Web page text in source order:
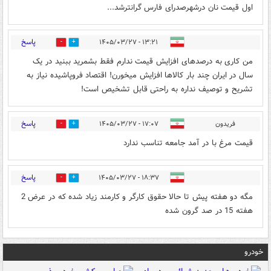
اول قیمت نان درشهرصدرای فارس گرانترشد...
۱۳:۲۱ - ۱۴۰۵/۰۳/۲۷ 1 پاسخ
من کاری به درصدهای افزایش قیمت ندارم فقط بشمرید ببنید در یک
سال در ایران چند بار کالاها افزایش میخورن! اقتصاد فروپاشیده نیاز به
تشریح و توصیف نداره به راحتی قابل تشخیص است!
فریدون ۱۷:۰۷ - ۱۴۰۵/۰۳/۲۷ 1 پاسخ
قیمت مرغ با در آمد جامعه تناسب ندارد
۱۸:۳۷ - ۱۴۰۵/۰۳/۲۷ 1 پاسخ
مگه دو هفته پیش تا حالا حقوق کارگر و کارمند زیاد شده که در عرض 2
هفته 15 در صد گرون شده
خودرو